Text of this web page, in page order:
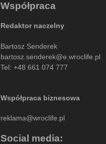
Współpraca
Redaktor naczelny
Bartosz Senderek
bartosz.senderek@e.wroclife.pl
Tel: +48 661 074 777
Współpraca biznesowa
reklama@wroclife.pl
Social media: